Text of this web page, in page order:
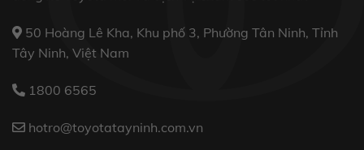
50 Hoàng Lê Kha, Khu phố 3, Phường Tân Ninh, Tỉnh
Tây Ninh, Việt Nam
1800 6565
hotro@toyotatayninh.com.vn